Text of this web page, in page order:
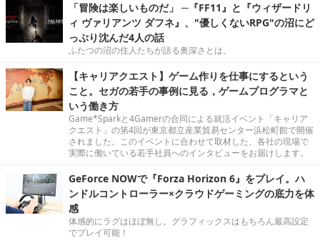
「冒険は楽しいものだ」 ─『FF11』と『ウィザードリ
ィ ヴァリアンツ ダフネ』、"優しくないRPG"の沼にど
っぷり沈んだ4人の話
ふたつの沼の住人たちが語る奥深さとは。
【キャリアクエスト】ゲーム作りを仕事にするという
こと。セガの若手の事例に見る，ゲームプログラマと
いう働き方
Game*Sparkと4Gamerの合同による就活イベント「キャリア
クエスト」の第4回が東京都立産業貿易センター浜松町館で開催
されました。このイベントに合わせて取材した、各社の現場で
実際に働いている若手社員へのインタビューをお届けします。
GeForce NOWで『Forza Horizon 6』をプレイ。ハ
ンドルコントローラー×クラウドゲーミングの底力を体
感
体感的にラグはほぼ無し。グラフィックスはもちろん最高設定
でプレイ可能！